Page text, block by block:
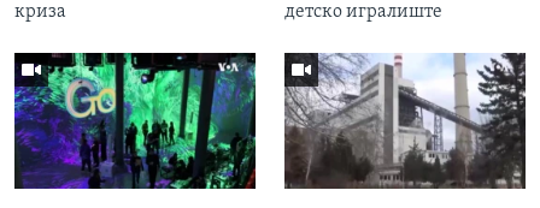
криза
детско игралиште